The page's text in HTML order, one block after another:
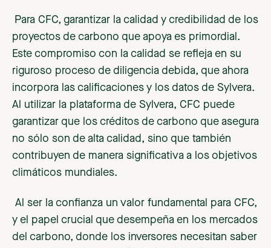
Para CFC, garantizar la calidad y credibilidad de los
proyectos de carbono que apoya es primordial.
Este compromiso con la calidad se refleja en su
riguroso proceso de diligencia debida, que ahora
incorpora las calificaciones y los datos de Sylvera.
Al utilizar la plataforma de Sylvera, CFC puede
garantizar que los créditos de carbono que asegura
no sólo son de alta calidad, sino que también
contribuyen de manera significativa a los objetivos
climáticos mundiales.
Al ser la confianza un valor fundamental para CFC,
y el papel crucial que desempeña en los mercados
del carbono, donde los inversores necesitan saber